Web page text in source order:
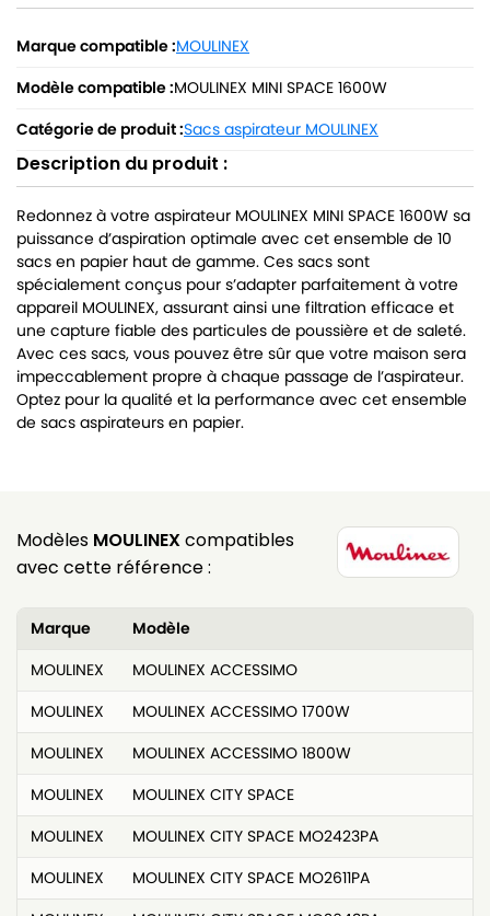
Marque compatible :MOULINEX
Modèle compatible :MOULINEX MINI SPACE 1600W
Catégorie de produit :Sacs aspirateur MOULINEX
Description du produit :
Redonnez à votre aspirateur MOULINEX MINI SPACE 1600W sa
puissance d’aspiration optimale avec cet ensemble de 10
sacs en papier haut de gamme. Ces sacs sont
spécialement conçus pour s’adapter parfaitement à votre
appareil MOULINEX, assurant ainsi une filtration efficace et
une capture fiable des particules de poussière et de saleté.
Avec ces sacs, vous pouvez être sûr que votre maison sera
impeccablement propre à chaque passage de l’aspirateur.
Optez pour la qualité et la performance avec cet ensemble
de sacs aspirateurs en papier.
Modèles MOULINEXcompatibles
avec cette référence :
Marque
Modèle
MOULINEX
MOULINEX ACCESSIMO
MOULINEX
MOULINEX ACCESSIMO 1700W
MOULINEX
MOULINEX ACCESSIMO 1800W
MOULINEX
MOULINEX CITY SPACE
MOULINEX
MOULINEX CITY SPACE MO2423PA
MOULINEX
MOULINEX CITY SPACE MO2611PA